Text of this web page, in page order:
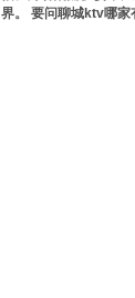
界。 要问聊城ktv哪家